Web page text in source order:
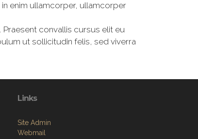
enim ullamcorper, ullamcorper
convallis cursus elit eu
ut sollicitudin felis, sed viverra
Links
Site Admin
Webmail